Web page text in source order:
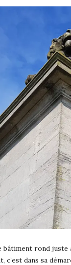
bâtiment rond juste
dans sa